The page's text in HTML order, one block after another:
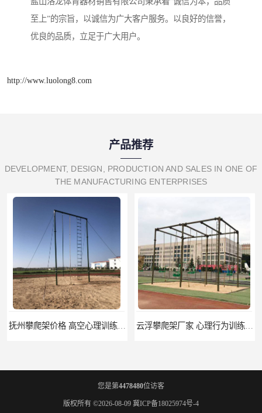
至上”的宗旨，以诚信为广大客户服务。以良好的信誉，
优良的品质，立足于广大用户。
http://www.luolong8.com
产品推荐
DEVELOPMENT, DESIGN, PRODUCTION AND SALES IN ONE OF
THE MANUFACTURING ENTERPRISES
您是第4478480位访客
版权所有 ©2026-08-09 冀ICP备18025974号-4